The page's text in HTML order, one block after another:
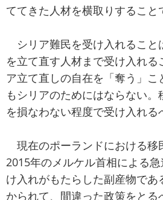
ててきた人材を横取りすること
シリア難民を受け入れること
を立て直す人材まで受け入れる
ア立て直しの自在を「奪う」こ
もシリアのためにはならない。
を損なわない程度で受け入れる
現在のポーランドにおける移
2015年のメルケル首相による
け入れがもたらした副産物であ
かられて、間違った政策をとる